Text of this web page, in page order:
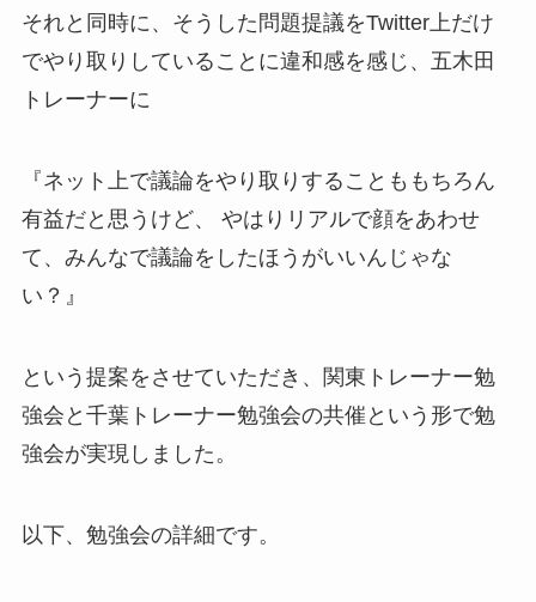
それと同時に、そうした問題提議をTwitter上だけ
でやり取りしていることに違和感を感じ、五木田
トレーナーに
『ネット上で議論をやり取りすることももちろん
有益だと思うけど、 やはりリアルで顔をあわせ
て、みんなで議論をしたほうがいいんじゃな
い？』
という提案をさせていただき、関東トレーナー勉
強会と千葉トレーナー勉強会の共催という形で勉
強会が実現しました。
以下、勉強会の詳細です。